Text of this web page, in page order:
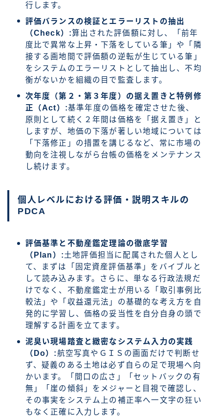
行します。
評価バランスの検証とエラーリストの抽出
（Check）:算出された評価額に対し、「前年
度比で異常な上昇・下落をしている筆」や「隣
接する画地間で評価額の逆転が生じている筆」
をシステムのエラーリストとして抽出し、不均
衡がないかを組織の目で監査します。
次年度（第２・第３年度）の据え置きと特例修
正（Act）:基準年度の価格を確定させた後、
原則として続く２年間は価格を「据え置き」と
しますが、地価の下落が著しい地域については
「下落修正」の措置を講じるなど、常に市場の
動向を注視しながら台帳の価格をメンテナンス
し続けます。
個人レベルにおける評価・説明スキルの
PDCA
評価基準と不動産鑑定理論の徹底学習
（Plan）:土地評価担当に配属された個人とし
て、まずは「固定資産評価基準」をバイブルと
して読み込みます。さらに、単なる行政法規だ
けでなく、不動産鑑定士が用いる「取引事例比
較法」や「収益還元法」の基礎的な考え方を自
発的に学習し、価格の妥当性を自分自身の頭で
理解する計画を立てます。
泥臭い現場踏査と緻密なシステム入力の実践
（Do）:航空写真やＧＩＳの画面だけで判断せ
ず、疑義のある土地は必ず自らの足で現場へ向
かいます。「間口の広さ」「セットバックの有
無」「崖の傾斜」をメジャーと目視で確認し、
その事実をシステム上の補正率へ一文字の狂い
もなく正確に入力します。